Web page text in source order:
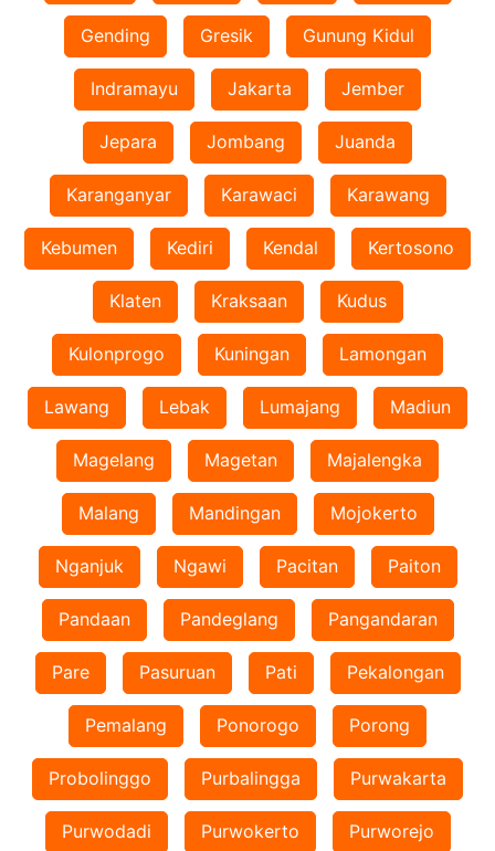
Gending Gresik Gunung Kidul
Indramayu Jakarta Jember
Jepara Jombang Juanda
Karanganyar Karawaci Karawang
Kebumen Kediri Kendal Kertosono
Klaten Kraksaan Kudus
Kulonprogo Kuningan Lamongan
Lawang Lebak Lumajang Madiun
Magelang Magetan Majalengka
Malang Mandingan Mojokerto
Nganjuk Ngawi Pacitan Paiton
Pandaan Pandeglang Pangandaran
Pare Pasuruan Pati Pekalongan
Pemalang Ponorogo Porong
Probolinggo Purbalingga Purwakarta
Purwodadi Purwokerto Purworejo